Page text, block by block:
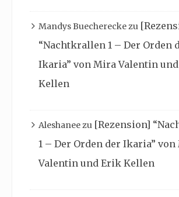
Mandys Buechereckezu
“Nachtkrallen 1 – Der Orden
Ikaria” von Mira Valentin
Kellen
Aleshaneezu [Rezension]
1 – Der Orden der Ikaria”
Valentin und Erik Kellen